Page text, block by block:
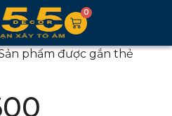
0
phẩm được gắn thẻ